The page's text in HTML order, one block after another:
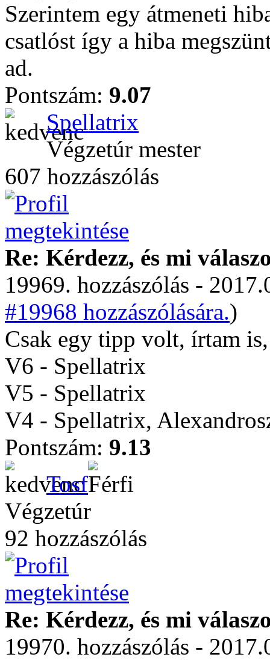
Szerintem egy átmeneti
csatlóst így a hiba
ad.
Pontszám: 9.07
Spellatrix
Végzetúr mester
607 hozzászólás
Re: Kérdezz, és mi
19969. hozzászólás -
#19968 hozzászólására.)
Csak egy tipp volt, írtam
V6 - Spellatrix
V5 - Spellatrix
V4 - Spellatrix,
Pontszám: 9.13
Tosf
Végzetúr
92 hozzászólás
Re: Kérdezz, és mi
19970. hozzászólás -